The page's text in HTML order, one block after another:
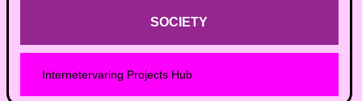
SOCIETY
Internetervaring Projects Hub